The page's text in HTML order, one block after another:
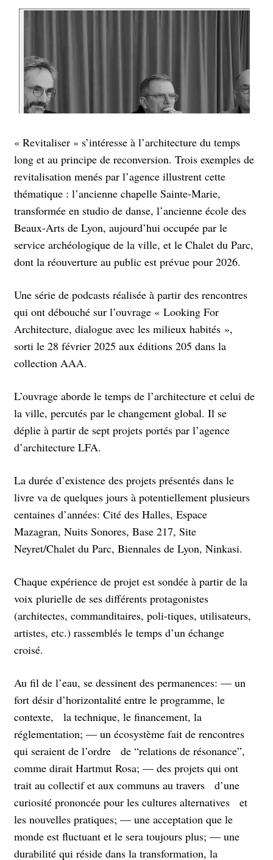
« Revitaliser » s’intéresse à l’architecture du temps
long et au principe de recon­version. Trois exemples de
revitalisation menés par l’agence illustrent cette
thématique : l’ancienne chapelle Sainte-Marie,
transformée en studio de danse, l’ancienne école des
Beaux-Arts de Lyon, aujourd’hui occupée par le
service archéologique de la ville, et le Chalet du Parc,
dont la réouverture au public est prévue pour 2026.
Une série de podcasts réalisée à partir des rencontres
qui ont débouché sur l’ouvrage « Looking For
Architecture, dialogue avec les milieux habités »,
sorti le 28 février 2025 aux éditions 205 dans la
collection AAA.
L’ouvrage aborde le temps de l’architecture et celui de
la ville, percutés par le changement global. Il se
déplie à partir de sept projets portés par l’agence
d’architecture LFA.
La durée d’existence des projets présentés dans le
livre va de quelques jours à potentiellement plusieurs
centaines d’années: Cité des Halles, Espace
Mazagran, Nuits Sonores, Base 217, Site
Neyret/Chalet du Parc, Biennales de Lyon, Ninkasi.
Chaque expérience de projet est sondée à partir de la
voix plurielle de ses différents protagonistes
(architectes, commanditaires, poli-tiques, utilisateurs,
artistes, etc.) rassemblés le temps d’un échange
croisé.
Au fil de l’eau, se dessinent des permanences: — un
fort désir d’horizontalité entre le programme, le
contexte, la technique, le financement, la
réglementation; — un écosystème fait de rencontres
qui seraient de l’ordre de “relations de résonance”,
comme dirait Hartmut Rosa; — des projets qui ont
trait au collectif et aux communs au travers d’une
curiosité prononcée pour les cultures alternatives et
les nouvelles pratiques; — une acceptation que le
monde est fluctuant et le sera toujours plus; — une
durabilité qui réside dans la transformation, la